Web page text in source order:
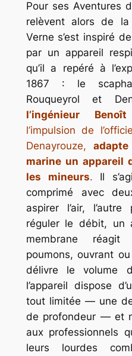
Pour ses Aventures
relèvent alors de la
Verne s’est inspiré
par un appareil
qu’il a repéré à
1867 : le
Rouqueyrol et
l’ingénieur
l’impulsion de
Denayrouze,
marine un appareil
les mineurs. Il
comprimé avec
aspirer l’air,
réguler le débit, un
membrane
poumons, ouvrant
délivre le volume
l’appareil dispose
tout limitée — une
de profondeur — et
aux professionnels
leurs lourdes